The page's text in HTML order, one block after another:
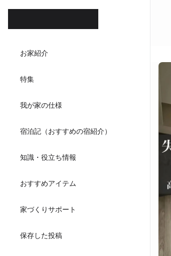
お家紹介
特集
我が家の仕様
宿泊記（おすすめの宿紹介）
知識・役立ち情報
おすすめアイテム
家づくりサポート
保存した投稿